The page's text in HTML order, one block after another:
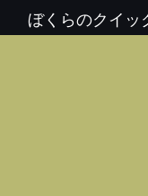
ぼくらのクイッ